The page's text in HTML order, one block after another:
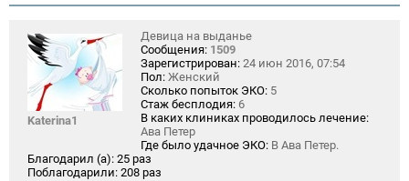
Katerina1
Девица на выданье
Сообщения: 1509
Зарегистрирован: 24 июн 2016, 07:54
Пол: Женский
Сколько попыток ЭКО: 5
Стаж бесплодия: 6
В каких клиниках проводилось лечение:
Ава Петер
Где было удачное ЭКО: В Ава Петер.
Благодарил (а): 25 раз
Поблагодарили: 208 раз